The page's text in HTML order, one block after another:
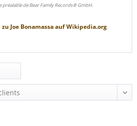
préalable de Bear Family Records® GmbH.
Joe BonamassaaufWikipedia.org